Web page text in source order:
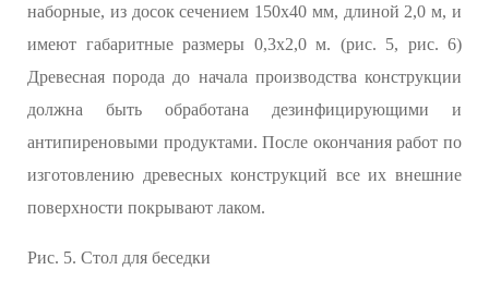
наборные, из досок сечением 150х40 мм, длиной 2,0 м, и
имеют габаритные размеры 0,3х2,0 м. (рис. 5, рис. 6)
Древесная порода до начала производства конструкции
должна быть обработана дезинфицирующими и
антипиреновыми продуктами. После окончания работ по
изготовлению древесных конструкций все их внешние
поверхности покрывают лаком.
Рис. 5. Стол для беседки